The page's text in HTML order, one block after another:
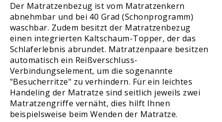
Der Matratzenbezug ist vom Matratzenkern
abnehmbar und bei 40 Grad (Schonprogramm)
waschbar. Zudem besitzt der Matratzenbezug
einen integrierten Kaltschaum-Topper, der das
Schlaferlebnis abrundet. Matratzenpaare besitzen
automatisch ein Reißverschluss-
Verbindungselement, um die sogenannte
"Besucherritze" zu verhindern. Für ein leichtes
Handeling der Matratze sind seitlich jeweils zwei
Matratzengriffe vernäht, dies hilft Ihnen
beispielsweise beim Wenden der Matratze.